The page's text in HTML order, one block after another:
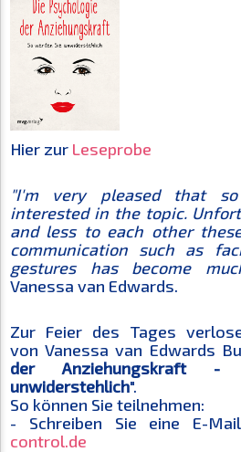
Hier zur Leseprobe
"I'm very pleased that
interested in the topic.
and less to each other
communication such as
gestures has become
Vanessa van Edwards.
Zur Feier des Tages
von Vanessa van Edwards
der Anziehungskraft
unwiderstehlich".
So können Sie teilnehmen:
- Schreiben Sie eine E-
control.de